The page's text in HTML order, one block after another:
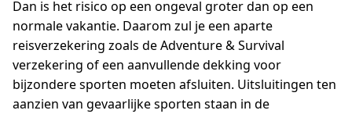
Dan is het risico op een ongeval groter dan op een
normale vakantie. Daarom zul je een aparte
reisverzekering zoals de Adventure & Survival
verzekering of een aanvullende dekking voor
bijzondere sporten moeten afsluiten. Uitsluitingen ten
aanzien van gevaarlijke sporten staan in de